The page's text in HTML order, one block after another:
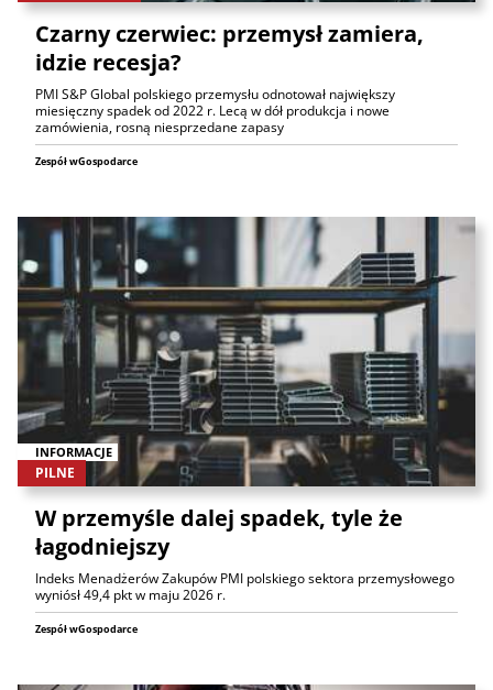
Czarny czerwiec: przemysł zamiera,
idzie recesja?
PMI S&P Global polskiego przemysłu odnotował największy
miesięczny spadek od 2022 r. Lecą w dół produkcja i nowe
zamówienia, rosną niesprzedane zapasy
Zespół wGospodarce
INFORMACJE
PILNE
W przemyśle dalej spadek, tyle że
łagodniejszy
Indeks Menadżerów Zakupów PMI polskiego sektora przemysłowego
wyniósł 49,4 pkt w maju 2026 r.
Zespół wGospodarce